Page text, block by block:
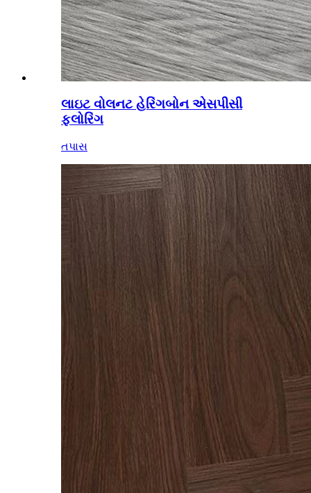
લાઇટ વોલનટ હેરિંગબોન એસપીસી
ફ્લોરિંગ
તપાસ